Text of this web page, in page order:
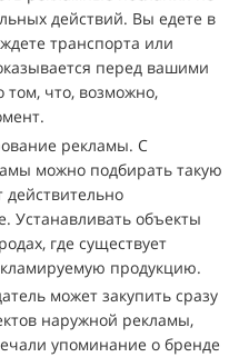
действий. Вы едете в
транспорта или
перед вашими
том, что, возможно,
рекламы. С
можно подбирать такую
действительно
Устанавливать объекты
где существует
продукцию.
может закупить сразу
наружной рекламы,
упоминание о бренде